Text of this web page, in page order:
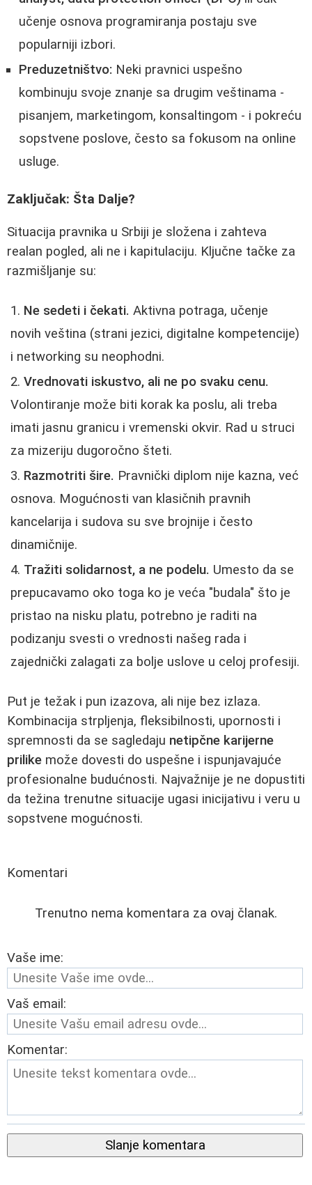
učenje osnova programiranja postaju sve
popularniji izbori.
Preduzetništvo: Neki pravnici uspešno
kombinuju svoje znanje sa drugim veštinama -
pisanjem, marketingom, konsaltingom - i pokreću
sopstvene poslove, često sa fokusom na online
usluge.
Zaključak: Šta Dalje?
Situacija pravnika u Srbiji je složena i zahteva
realan pogled, ali ne i kapitulaciju. Ključne tačke za
razmišljanje su:
Ne sedeti i čekati. Aktivna potraga, učenje
novih veština (strani jezici, digitalne kompetencije)
i networking su neophodni.
Vrednovati iskustvo, ali ne po svaku cenu.
Volontiranje može biti korak ka poslu, ali treba
imati jasnu granicu i vremenski okvir. Rad u struci
za mizeriju dugoročno šteti.
Razmotriti šire. Pravnički diplom nije kazna, već
osnova. Mogućnosti van klasičnih pravnih
kancelarija i sudova su sve brojnije i često
dinamičnije.
Tražiti solidarnost, a ne podelu. Umesto da se
prepucavamo oko toga ko je veća "budala" što je
pristao na nisku platu, potrebno je raditi na
podizanju svesti o vrednosti našeg rada i
zajednički zalagati za bolje uslove u celoj profesiji.
Put je težak i pun izazova, ali nije bez izlaza.
Kombinacija strpljenja, fleksibilnosti, upornosti i
spremnosti da se sagledaju netipčne karijerne
prilike može dovesti do uspešne i ispunjavajuće
profesionalne budućnosti. Najvažnije je ne dopustiti
da težina trenutne situacije ugasi inicijativu i veru u
sopstvene mogućnosti.
Komentari
Trenutno nema komentara za ovaj članak.
Vaše ime:
Vaš email:
Komentar:
Slanje komentara